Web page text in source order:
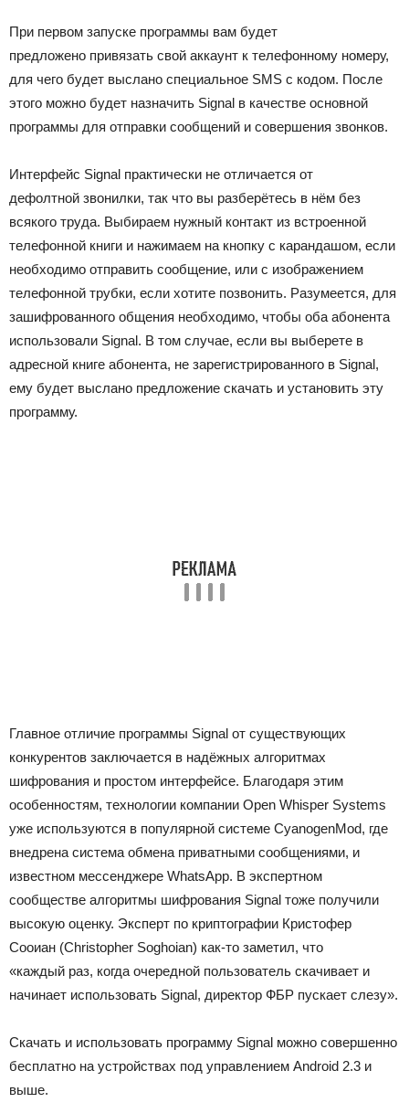
При первом запуске программы вам будет
предложено привязать свой аккаунт к телефонному номеру,
для чего будет выслано специальное SMS c кодом. После
этого можно будет назначить Signal в качестве основной
программы для отправки сообщений и совершения звонков.
Интерфейс Signal практически не отличается от
дефолтной звонилки, так что вы разберётесь в нём без
всякого труда. Выбираем нужный контакт из встроенной
телефонной книги и нажимаем на кнопку с карандашом, если
необходимо отправить сообщение, или с изображением
телефонной трубки, если хотите позвонить. Разумеется, для
зашифрованного общения необходимо, чтобы оба абонента
использовали Signal. В том случае, если вы выберете в
адресной книге абонента, не зарегистрированного в Signal,
ему будет выслано предложение скачать и установить эту
программу.
Главное отличие программы Signal от существующих
конкурентов заключается в надёжных алгоритмах
шифрования и простом интерфейсе. Благодаря этим
особенностям, технологии компании Open Whisper Systems
уже используются в популярной системе CyanogenMod, где
внедрена система обмена приватными сообщениями, и
известном мессенджере WhatsApp. В экспертном
сообществе алгоритмы шифрования Signal тоже получили
высокую оценку. Эксперт по криптографии Кристофер
Сооиан (Christopher Soghoian) как-то заметил, что
«каждый раз, когда очередной пользователь скачивает и
начинает использовать Signal, директор ФБР пускает слезу».
Скачать и использовать программу Signal можно совершенно
бесплатно на устройствах под управлением Android 2.3 и
выше.